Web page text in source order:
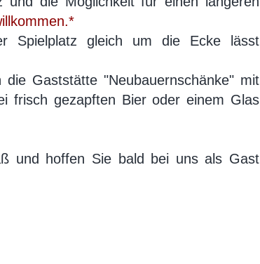
Spielplatz gleich um die Ecke lässt
Gaststätte "Neubauernschänke" mit
frisch gezapften Bier oder einem Glas
und hoffen Sie bald bei uns als Gast